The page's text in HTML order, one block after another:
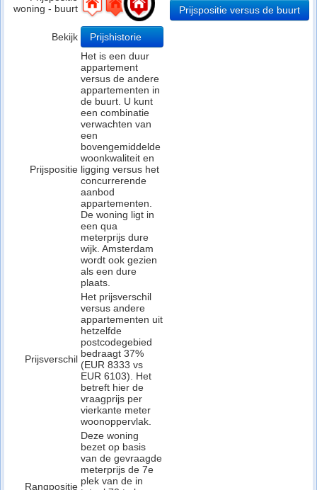
woning - buurt
Bekijk Prijshistorie
Prijspositie
Het is een duur
appartement
versus de andere
appartementen in
de buurt. U kunt
een combinatie
verwachten van
een
bovengemiddelde
woonkwaliteit en
ligging versus het
concurrerende
aanbod
appartementen.
De woning ligt in
een qua
meterprijs dure
wijk. Amsterdam
wordt ook gezien
als een dure
plaats.
Prijsverschil
Het prijsverschil
versus andere
appartementen uit
hetzelfde
postcodegebied
bedraagt 37%
(EUR 8333 vs
EUR 6103). Het
betreft hier de
vraagprijs per
vierkante meter
woonoppervlak.
Rangpositie
Deze woning
bezet op basis
van de gevraagde
meterprijs de 7e
plek van de in
Prijspositie versus de buurt